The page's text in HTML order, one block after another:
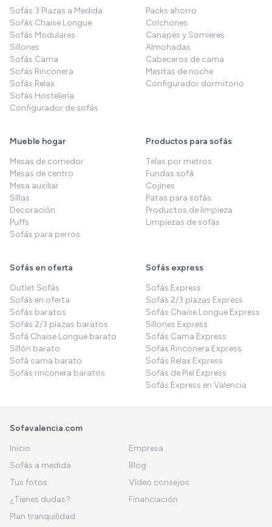
Sofás 3 Plazas a Medida
Sofás Chaise Longue
Sofás Modulares
Sillones
Sofás Cama
Sofás Rinconera
Sofás Relax
Sofás Hostelería
Configurador de sofás
Packs ahorro
Colchones
Canapés y Somieres
Almohadas
Cabeceros de cama
Mesitas de noche
Configurador dormitorio
Mueble hogar
Mesas de comedor
Mesas de centro
Mesa auxiliar
Sillas
Decoración
Puffs
Sofás para perros
Productos para sofás
Telas por metros
Fundas sofá
Cojines
Patas para sofás
Productos de limpieza
Limpiezas de sofás
Sofás en oferta
Outlet Sofás
Sofás en oferta
Sofás baratos
Sofás 2/3 plazas baratos
Sofá Chaise Longue barato
Sillón barato
Sofá cama barato
Sofás rinconera baratos
Sofás express
Sofás Express
Sofás 2/3 plazas Express
Sofás Chaise Longue Express
Sillones Express
Sofás Cama Express
Sofás Rinconera Express
Sofás Relax Express
Sofás de Piel Express
Sofás Express en Valencia
Sofavalencia.com
Inicio
Empresa
Sofás a medida
Blog
Tus fotos
Vídeo consejos
¿Tienes dudas?
Financiación
Plan tranquilidad